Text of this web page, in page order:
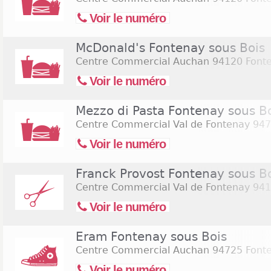
Voir le numéro
McDonald's Fontenay sous Bois
Centre Commercial Auchan 94120
Voir le numéro
Mezzo di Pasta Fontenay sous
Centre Commercial Val de Fontenay
Voir le numéro
Franck Provost Fontenay sous
Centre Commercial Val de Fontenay
Voir le numéro
Eram Fontenay sous Bois
Centre Commercial Auchan 94725